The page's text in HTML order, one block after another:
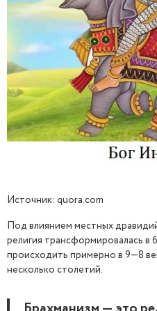
Источник: quora.com
Под влиянием местных
религия трансформировалась в
происходить примерно в 9—8
несколько столетий.